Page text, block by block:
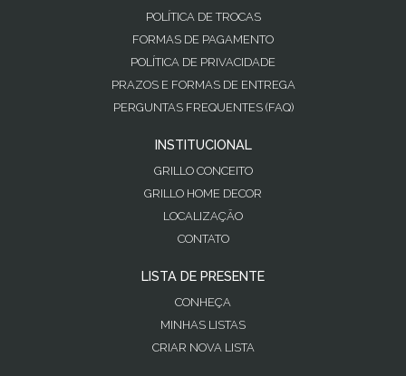
POLÍTICA DE TROCAS
FORMAS DE PAGAMENTO
POLÍTICA DE PRIVACIDADE
PRAZOS E FORMAS DE ENTREGA
PERGUNTAS FREQUENTES (FAQ)
INSTITUCIONAL
GRILLO CONCEITO
GRILLO HOME DECOR
LOCALIZAÇÃO
CONTATO
LISTA DE PRESENTE
CONHEÇA
MINHAS LISTAS
CRIAR NOVA LISTA